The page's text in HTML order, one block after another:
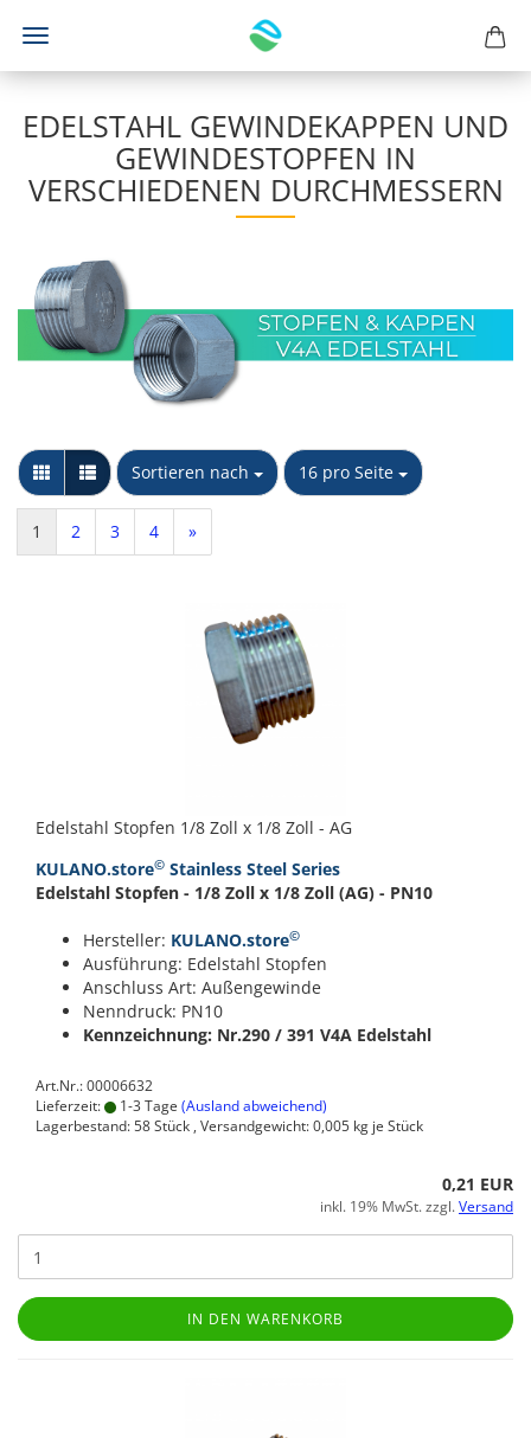
EDELSTAHL GEWINDEKAPPEN UND
GEWINDESTOPFEN IN
VERSCHIEDENEN DURCHMESSERN
Sortieren nach
Sortieren nach 16 pro Seite
pro Seite
1 2 3 4 »
Edelstahl Stopfen 1/8 Zoll x 1/8 Zoll - AG
KULANO.store© Stainless Steel Series
Edelstahl Stopfen - 1/8 Zoll x 1/8 Zoll (AG) - PN10
Hersteller: KULANO.store©
Ausführung: Edelstahl Stopfen
Anschluss Art: Außengewinde
Nenndruck: PN10
Kennzeichnung: Nr.290 / 391 V4A Edelstahl
Art.Nr.: 00006632
Lieferzeit:
1-3 Tage (Ausland abweichend)
Lagerbestand: 58 Stück , Versandgewicht:0,005 kg je Stück
0,21 EUR
inkl. 19% MwSt. zzgl.Versand
IN DEN WARENKORB